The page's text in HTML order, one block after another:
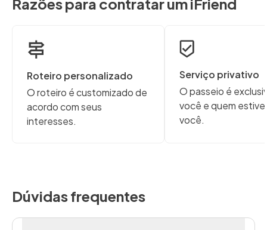
Razões para contratar um iFriend
Roteiro personalizado
O roteiro é customizado de
acordo com seus
interesses.
Serviço privativo
O passeio é
você e quem
você.
Dúvidas frequentes